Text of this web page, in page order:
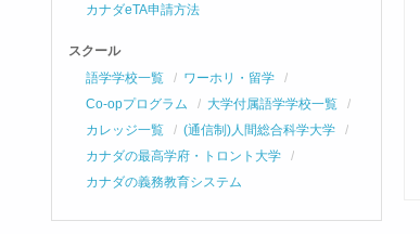
カナダeTA申請方法
スクール
語学学校一覧
ワーホリ・留学
Co-opプログラム
大学付属語学学校一覧
カレッジ一覧
(通信制)人間総合科学大学
カナダの最高学府・トロント大学
カナダの義務教育システム